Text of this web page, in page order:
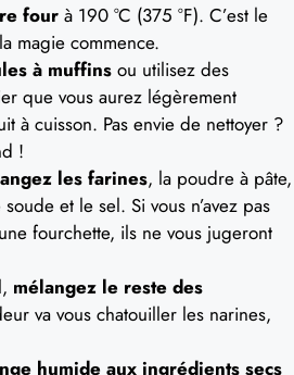
four à 190 °C (375 °F). C’est le
magie commence.
à muffins ou utilisez des
que vous aurez légèrement
à cuisson. Pas envie de nettoyer ?
!
les farines, la poudre à pâte,
et le sel. Si vous n’avez pas
fourchette, ils ne vous jugeront
mélangez le reste des
va vous chatouiller les narines,
humide aux ingrédients secs